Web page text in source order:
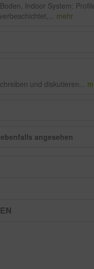
Indoor System:
mehr
und diskutieren...
angesehen